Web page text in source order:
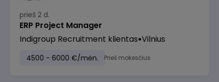
prieš 2 d.
ERP Project Manager
Indigroup Recruitment klientas Vilnius
4500 - 6000 €/mėn. Prieš mokesčius